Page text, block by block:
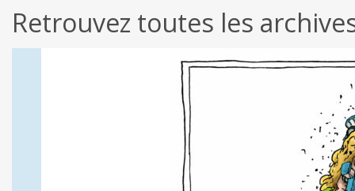
Retrouvez toutes les